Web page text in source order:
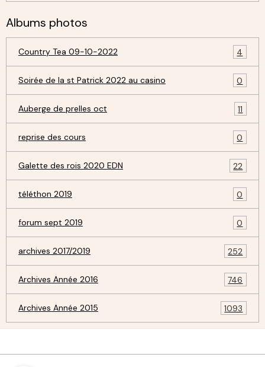
Albums photos
Country Tea 09-10-2022 4
Soirée de la st Patrick 2022 au casino 0
Auberge de prelles oct 11
reprise des cours 0
Galette des rois 2020 EDN 22
téléthon 2019 0
forum sept 2019 0
archives 2017/2019 252
Archives Année 2016 746
Archives Année 2015 1093